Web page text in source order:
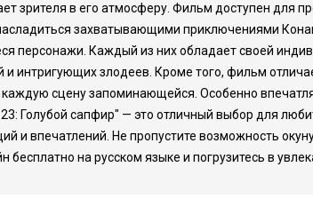
зрителя в его атмосферу. Фильм доступен для
захватывающими приключениями
персонажи. Каждый из них обладает своей
интригующих злодеев. Кроме того, фильм
сцену запоминающейся. Особенно
Голубой сапфир" — это отличный выбор для
и впечатлений. Не пропустите возможность
на русском языке и погрузитесь в